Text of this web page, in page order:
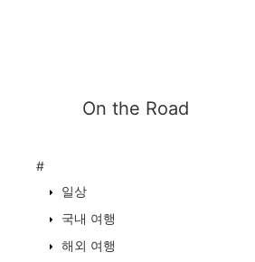
On the Road
#
일상
국내 여행
해외 여행